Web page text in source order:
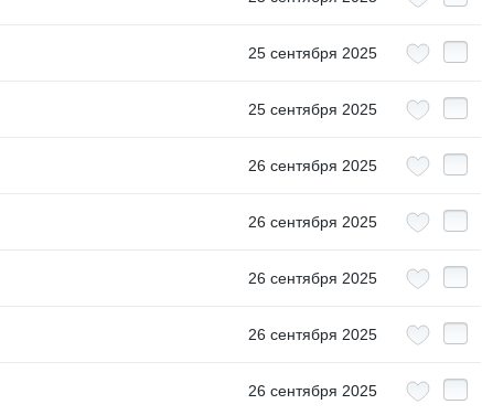
25 сентября 2025
25 сентября 2025
26 сентября 2025
26 сентября 2025
26 сентября 2025
26 сентября 2025
26 сентября 2025